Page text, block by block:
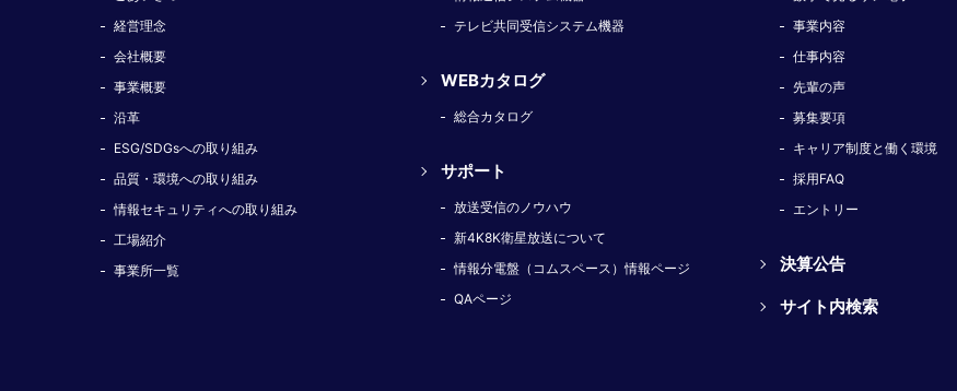
経営理念
会社概要
事業概要
沿革
ESG/SDGsへの取り組み
品質・環境への取り組み
情報セキュリティへの取り組み
工場紹介
事業所一覧
テレビ共同受信システム機器
WEBカタログ
総合カタログ
サポート
放送受信のノウハウ
新4K8K衛星放送について
情報分電盤（コムスペース）情報ページ
QAページ
事業内容
仕事内容
先輩の声
募集要項
キャリア制度と働く環境
採用FAQ
エントリー
決算公告
サイト内検索